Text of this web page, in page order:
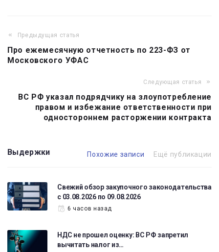
Навигация
по
Предыдущая статья
Про ежемесячную отчетность по 223-ФЗ от
Московского УФАС
Следующая статья
ВС РФ указал подрядчику на злоупотребление
правом и избежание ответственности при
одностороннем расторжении контракта
Выдержки Похожие записи Ещё публикации
Свежий обзор закупочного законодательства
с 03.08.2026 по 09.08.2026
6 часов назад
НДС не прошел оценку: ВС РФ запретил
вычитать налог из…